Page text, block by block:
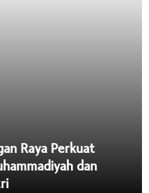
Raya Perkuat
dan